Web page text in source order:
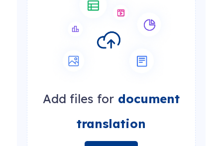
Add files for document
translation